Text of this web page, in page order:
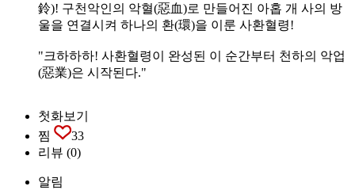
鈴)! 구천악인의 악혈(惡血)로 만들어진 아홉 개 사의 방
울을 연결시켜 하나의 환(環)을 이룬 사환혈령!
"크하하하! 사환혈령이 완성된 이 순간부터 천하의 악업
(惡業)은 시작된다."
첫화보기
찜
33
리뷰 (0)
알림